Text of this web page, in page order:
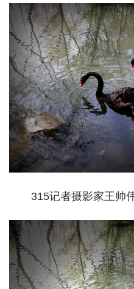
315记者摄影家王帅